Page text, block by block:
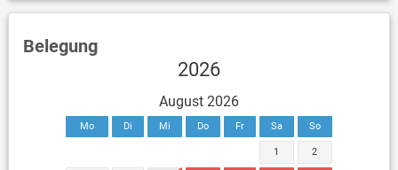
Belegung
2026
August 2026
Mo Di Mi Do Fr Sa So
1 2